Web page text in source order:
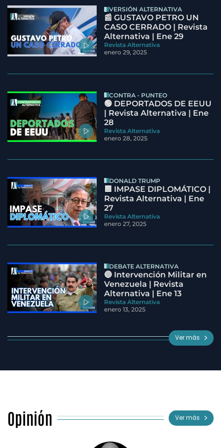
VERSIÓN ALTERNATIVA
📰 GUSTAVO PETRO UN
CASO CERRADO | Revista
Alternativa | Ene 29
Revista Alternativa
enero 29, 2025
CONTRA - PUNTEO
🟢 DEPORTADOS DE EEUU
| Revista Alternativa | Ene
28
Revista Alternativa
enero 28, 2025
DONALD TRUMP
🟦 IMPASE DIPLOMÁTICO |
Revista Alternativa | Ene
27
Revista Alternativa
enero 27, 2025
DEBATE ALTERNATIVA
🔵 Intervención Militar en
Venezuela | Revista
Alternativa | Ene 13
Revista Alternativa
enero 13, 2025
Ver más
Opinión Ver más